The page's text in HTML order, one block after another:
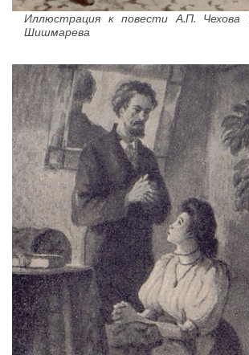
Иллюстрация к повести А.П. Чехова
Шишмарева